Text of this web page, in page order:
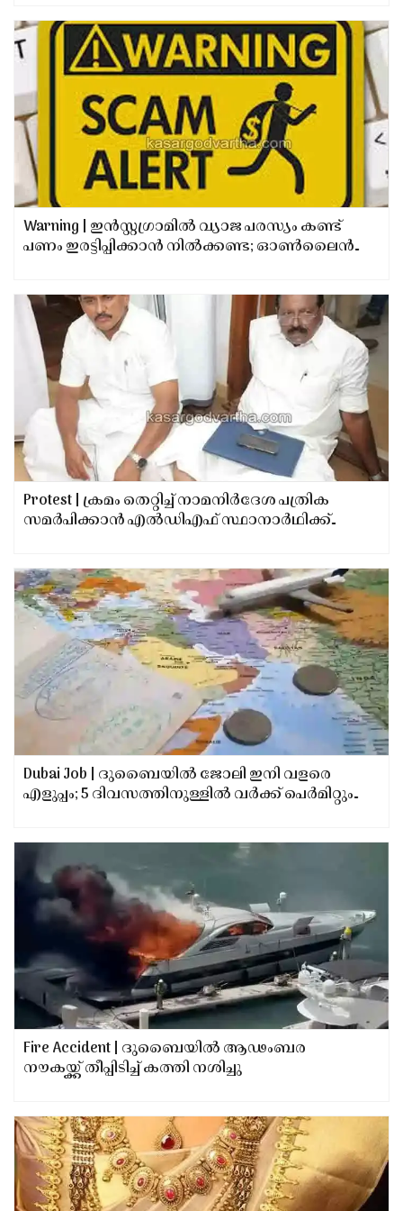
Warning | ഇന്‍സ്റ്റഗ്രാമില്‍ വ്യാജ പരസ്യം കണ്ട്
പണം ഇരട്ടിപ്പിക്കാന്‍ നില്‍ക്കണ്ട; ഓണ്‍ലൈന്‍
Protest | ക്രമം തെറ്റിച്ച് നാമനിര്‍ദേശ പത്രിക
സമര്‍പിക്കാന്‍ എല്‍ഡിഎഫ് സ്ഥാനാര്‍ഥിക്ക്
എംപിയുടെ കുത്തിയിരിപ്പ് പ്രതിഷേധം
Dubai Job | ദുബൈയിൽ ജോലി ഇനി വളരെ
എളുപ്പം; 5 ദിവസത്തിനുള്ളിൽ വർക്ക് പെർമിറ്റും
Fire Accident | ദുബൈയില്‍ ആഢംബര
നൗകയ്ക്ക് തീപ്പിടിച്ച് കത്തി നശിച്ചു